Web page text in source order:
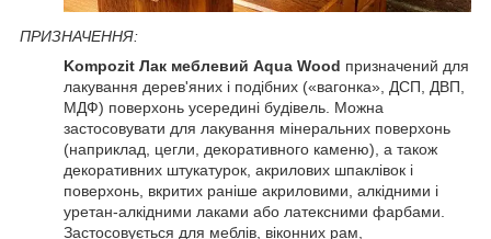
ПРИЗНАЧЕННЯ:
Kompozit Лак меблевий Aqua Wood призначений для
лакування дерев'яних і подібних («вагонка», ДСП, ДВП,
МДФ) поверхонь усередині будівель. Можна
застосовувати для лакування мінеральних поверхонь
(наприклад, цегли, декоративного каменю), а також
декоративних штукатурок, акрилових шпаклівок і
поверхонь, вкритих раніше акриловими, алкідними і
уретан-алкідними лаками або латексними фарбами.
Застосовується для меблів, віконних рам,